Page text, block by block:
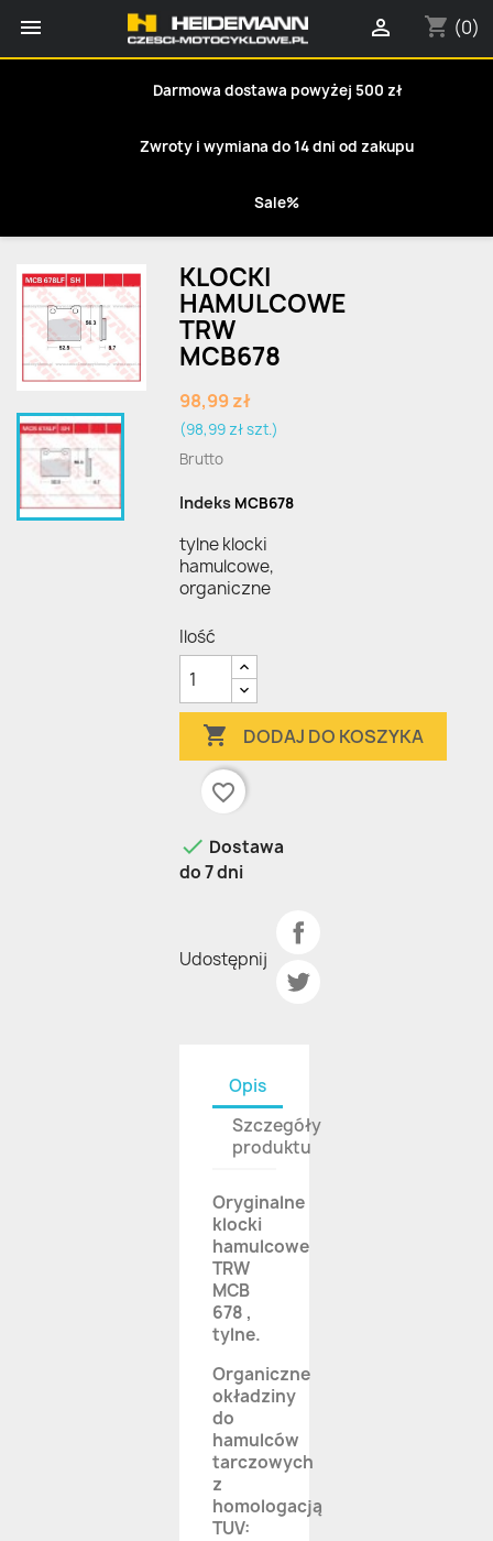
 shopping_cart (0)

Darmowa dostawa powyżej 500 zł
Zwroty i wymiana do 14 dni od zakupu
Sale%
KLOCKI
HAMULCOWE
TRW
MCB678
98,99 zł
(98,99 zł szt.)
Brutto
Indeks MCB678
tylne klocki
hamulcowe,
organiczne
Ilość
 DODAJ DO KOSZYKA
favorite_border
 Dostawa
do 7 dni
Udostępnij
Opis
Szczegóły
produktu
Oryginalne
klocki
hamulcowe
TRW
MCB
678 ,
tylne.
Organiczne
okładziny
do
hamulców
tarczowych
z
homologacją
TUV: